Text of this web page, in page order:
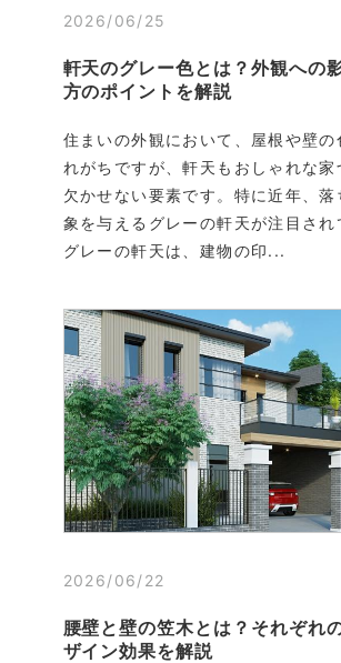
2026/06/25
軒天のグレー色とは？外観への
方のポイントを解説
住まいの外観において、屋根や壁の
れがちですが、軒天もおしゃれな家
欠かせない要素です。特に近年、落
象を与えるグレーの軒天が注目され
グレーの軒天は、建物の印...
2026/06/22
腰壁と壁の笠木とは？それぞれ
ザイン効果を解説